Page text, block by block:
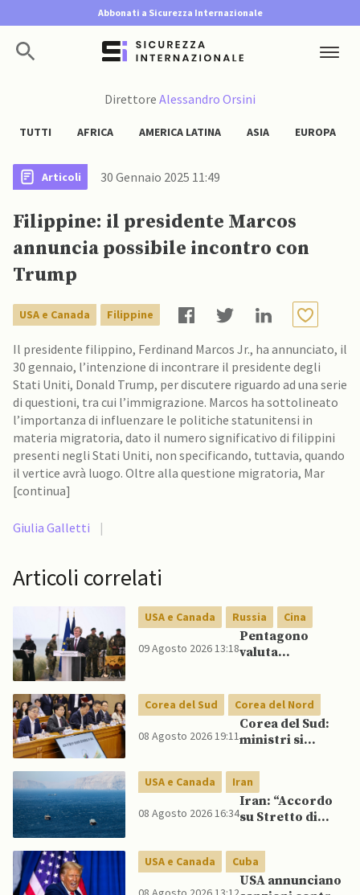
Abbonati a Sicurezza Internazionale
Direttore Alessandro Orsini
TUTTI AFRICA AMERICA LATINA ASIA EUROPA
Articoli 30 Gennaio 2025 11:49
Filippine: il presidente Marcos
annuncia possibile incontro con
Trump
USA e Canada Filippine
Il presidente filippino, Ferdinand Marcos Jr., ha annunciato, il
30 gennaio, l’intenzione di incontrare il presidente degli
Stati Uniti, Donald Trump, per discutere riguardo ad una serie
di questioni, tra cui l’immigrazione. Marcos ha sottolineato
l’importanza di influenzare le politiche statunitensi in
materia migratoria, dato il numero significativo di filippini
presenti negli Stati Uniti, non specificando, tuttavia, quando
il vertice avrà luogo. Oltre alla questione migratoria, Mar
[continua]
Giulia Galletti |
Articoli correlati
USA e Canada Russia Cina
09 Agosto 2026 13:18
Pentagono
valuta
nucleare per
scoraggiare
Cina e Russia
senza innescare
globale
Corea del Sud Corea del Nord
08 Agosto 2026 19:11
Corea del Sud:
ministri si
pubblicamente
su politica con il
Nord, mentre
Lee spinge per
USA e Canada Iran
08 Agosto 2026 16:34
Iran: “Accordo
su Stretto di
ma non aprirà il
canale”
USA e Canada Cuba
USA annunciano